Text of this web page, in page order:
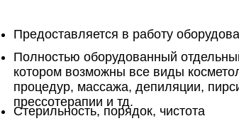
Предоставляется в работу
Полностью оборудованный
котором возможны все виды
процедур, массажа, депиляции,
прессотерапии и тд.
Стерильность, порядок, чистота